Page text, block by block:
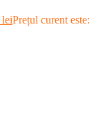
leiPrețul curent este: